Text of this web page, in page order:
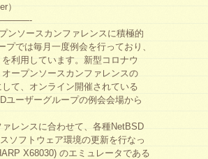
）
ンソースカンファレンスに積極的
では毎月一度例会を行っており、
利用しています。新型コロナウ
ープンソースカンファレンスの
て、オンライン開催されている
ユーザーグループの例会会場から
レンスに合わせて、各種NetBSD
ソフトウェア環境の更新を行なっ
X68030) のエミュレータである